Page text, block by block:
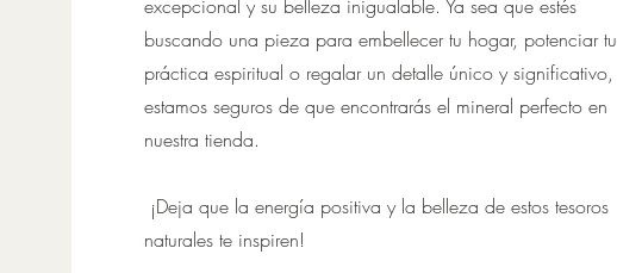
excepcional y su belleza inigualable. Ya sea que estés
buscando una pieza para embellecer tu hogar, potenciar tu
práctica espiritual o regalar un detalle único y significativo,
estamos seguros de que encontrarás el mineral perfecto en
nuestra tienda.
¡Deja que la energía positiva y la belleza de estos tesoros
naturales te inspiren!